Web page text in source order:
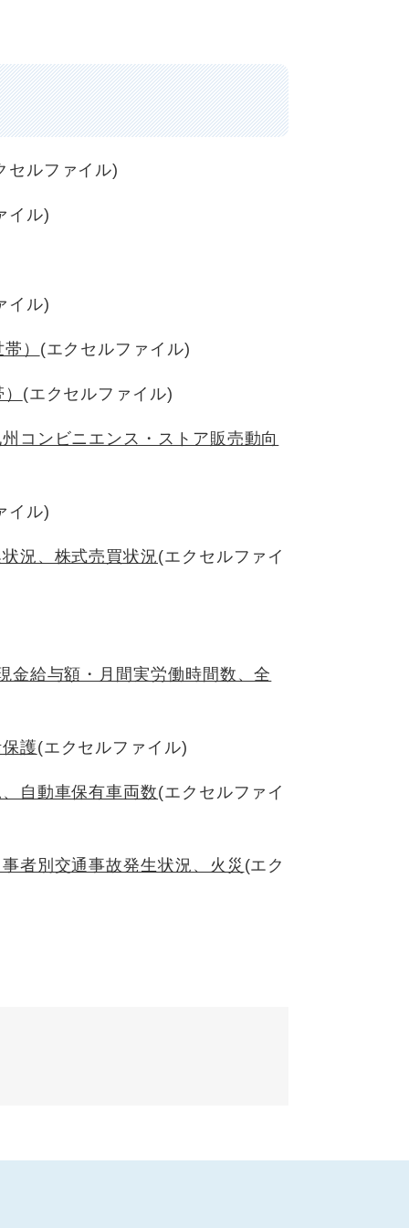
セルファイル)
イル)
イル)
） (エクセルファイル)
(エクセルファイル)
コンビニエンス・ストア販売動向
イル)
況、株式売買状況(エクセルファイ
金給与額・月間実労働時間数、全
護(エクセルファイル)
自動車保有車両数(エクセルファイ
者別交通事故発生状況、火災 (エク